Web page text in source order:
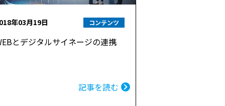
年03月19日 コンテンツ
とデジタルサイネージの連携
記事を読む